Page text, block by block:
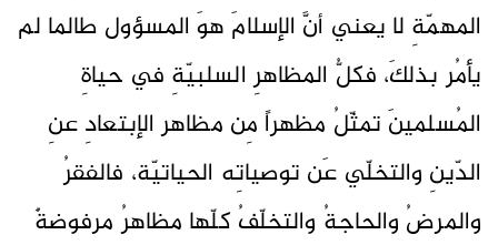
المهمّةِ لا يعني أنَّ الإسلامَ هوَ المسؤول طالما لم
يأمُر بذلكَ، فكلُّ المظاهرِ السلبيّةِ في حياةِ
المُسلمينَ تمثّلُ مظهراً مِن مظاهر الإبتعادِ عنِ
الدّينِ والتخلّي عَن توصياتِه الحياتيّة، فالفقرُ
والمرضُ والحاجةُ والتخلّفُ كلّها مظاهرُ مرفوضةٌ